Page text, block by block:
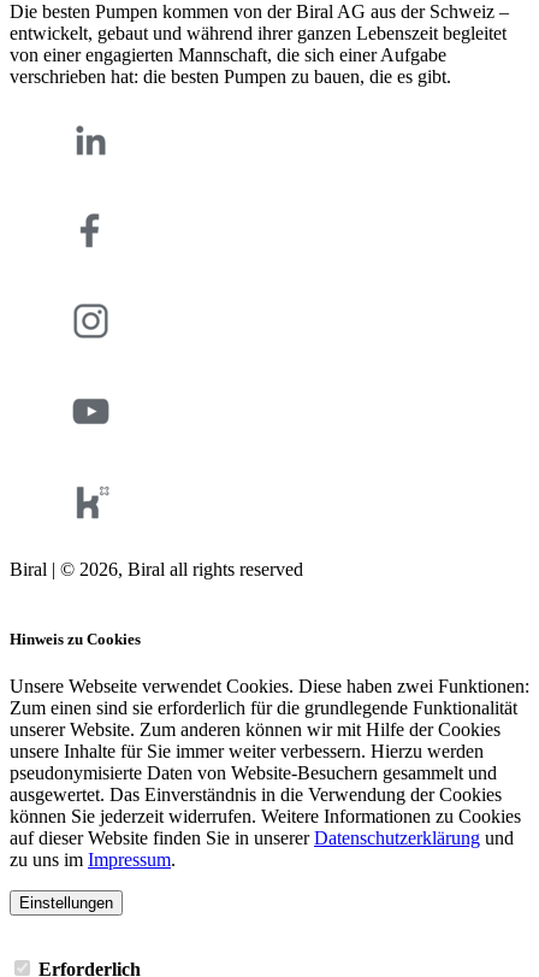
Die besten Pumpen kommen von der Biral AG aus der Schweiz –
entwickelt, gebaut und während ihrer ganzen Lebenszeit begleitet
von einer engagierten Mannschaft, die sich einer Aufgabe
verschrieben hat: die besten Pumpen zu bauen, die es gibt.
Biral | © 2026, Biral all rights reserved
Hinweis zu Cookies
Unsere Webseite verwendet Cookies. Diese haben zwei Funktionen:
Zum einen sind sie erforderlich für die grundlegende Funktionalität
unserer Website. Zum anderen können wir mit Hilfe der Cookies
unsere Inhalte für Sie immer weiter verbessern. Hierzu werden
pseudonymisierte Daten von Website-Besuchern gesammelt und
ausgewertet. Das Einverständnis in die Verwendung der Cookies
können Sie jederzeit widerrufen. Weitere Informationen zu Cookies
auf dieser Website finden Sie in unsererDatenschutzerklärung und
zu uns im Impressum.
Einstellungen
Erforderlich